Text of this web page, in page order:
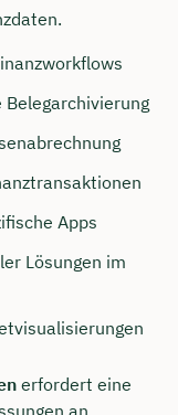
Apps
Lösungen im
erfordert eine